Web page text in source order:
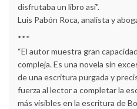
disfrutaba un libro así".
Luis Pabón Roca, analista y
***
“El autor muestra gran
compleja. Es una novela sin
de una escritura purgada y
fuerza al lector a completar la
más visibles en la escritura de